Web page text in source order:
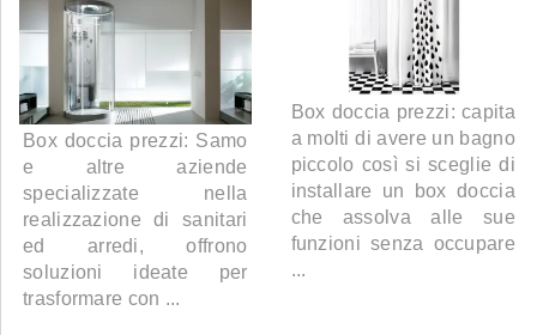
Box doccia prezzi: Samo
e altre aziende
specializzate nella
realizzazione di sanitari
ed arredi, offrono
soluzioni ideate per
trasformare con ...
Box doccia prezzi: capita
a molti di avere un bagno
piccolo così si sceglie di
installare un box doccia
che assolva alle sue
funzioni senza occupare
...